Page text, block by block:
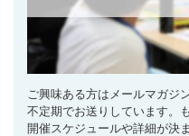
ご興味ある方はメールマガジ
不定期でお送りしています。
開催スケジュールや詳細が決